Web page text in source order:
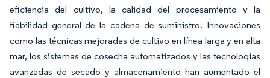
eficiencia del cultivo, la calidad del procesamiento y la
fiabilidad general de la cadena de suministro. Innovaciones
como las técnicas mejoradas de cultivo en línea larga y en alta
mar, los sistemas de cosecha automatizados y las tecnologías
avanzadas de secado y almacenamiento han aumentado el